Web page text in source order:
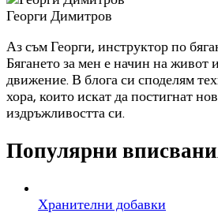
на
публикациите
на
страници
Георги Димитров
Аз съм Георги, инструктор по
Бягането за мен е начин на живот
движение. В блога си споделям
хора, които искат да постигнат
издръжливостта си.
Популярни
Хранителни добавки